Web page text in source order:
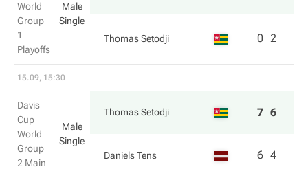
World
Group
1
Playoffs
Male
Single
Thomas Setodji 0 2
15.09, 15:30
Davis
Cup
World
Group
2 Main
Male
Single
Thomas Setodji 7 6
Daniels Tens 6 4